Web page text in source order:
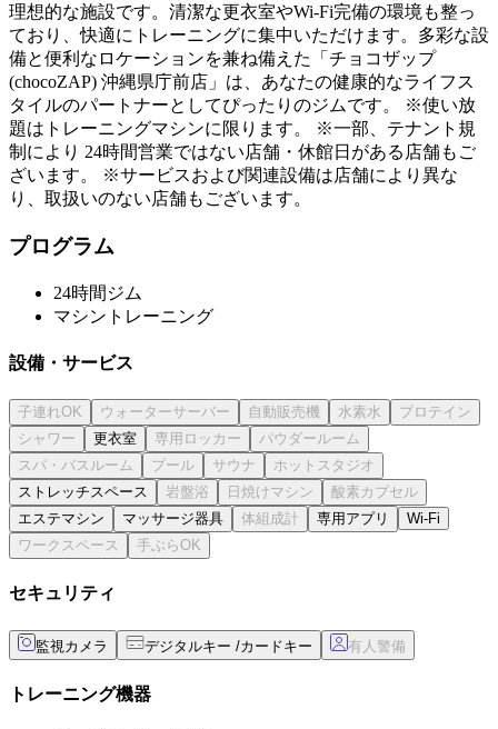
理想的な施設です。清潔な更衣室やWi-Fi完備の環境も整っ
ており、快適にトレーニングに集中いただけます。多彩な設
備と便利なロケーションを兼ね備えた「チョコザップ
(chocoZAP) 沖縄県庁前店」は、あなたの健康的なライフス
タイルのパートナーとしてぴったりのジムです。 ※使い放
題はトレーニングマシンに限ります。 ※一部、テナント規
制により 24時間営業ではない店舗・休館日がある店舗もご
ざいます。 ※サービスおよび関連設備は店舗により異な
り、取扱いのない店舗もございます。
プログラム
24時間ジム
マシントレーニング
設備・サービス
更衣室
ストレッチスペース
エステマシン
マッサージ器具 専用アプリ Wi-Fi
セキュリティ
監視カメラ デジタルキー /カードキー
トレーニング機器